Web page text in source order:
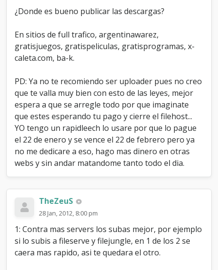
¿Donde es bueno publicar las descargas?
En sitios de full trafico, argentinawarez,
gratisjuegos, gratispeliculas, gratisprogramas, x-
caleta.com, ba-k.
PD: Ya no te recomiendo ser uploader pues no creo
que te valla muy bien con esto de las leyes, mejor
espera a que se arregle todo por que imaginate
que estes esperando tu pago y cierre el filehost...
YO tengo un rapidleech lo usare por que lo pague
el 22 de enero y se vence el 22 de febrero pero ya
no me dedicare a eso, hago mas dinero en otras
webs y sin andar matandome tanto todo el dia.
TheZeuS
28 Jan, 2012, 8:00 pm
1: Contra mas servers los subas mejor, por ejemplo
si lo subis a fileserve y filejungle, en 1 de los 2 se
caera mas rapido, asi te quedara el otro.